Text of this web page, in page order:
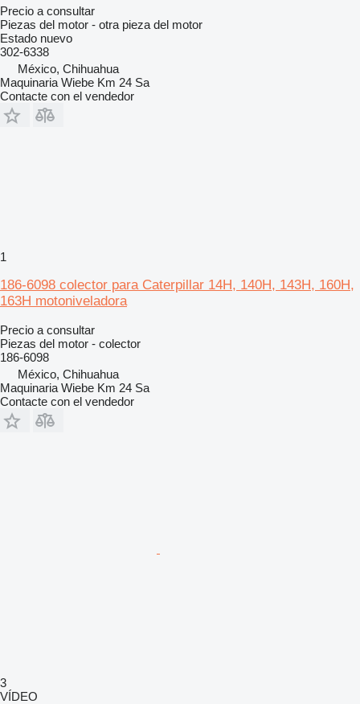
Precio a consultar
Piezas del motor - otra pieza del motor
Estado nuevo
302-6338
México, Chihuahua
Maquinaria Wiebe Km 24 Sa
Contacte con el vendedor
1
186-6098 colector para Caterpillar 14H, 140H, 143H, 160H,
163H motoniveladora
Precio a consultar
Piezas del motor - colector
186-6098
México, Chihuahua
Maquinaria Wiebe Km 24 Sa
Contacte con el vendedor
3
VÍDEO